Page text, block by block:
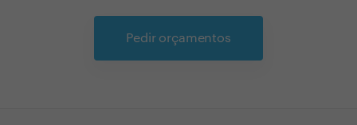
Pedir orçamentos